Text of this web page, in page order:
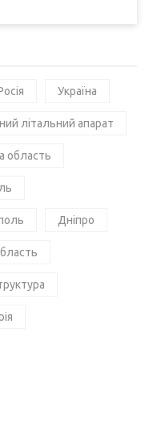
Україна
літальний апарат
область
Дніпро